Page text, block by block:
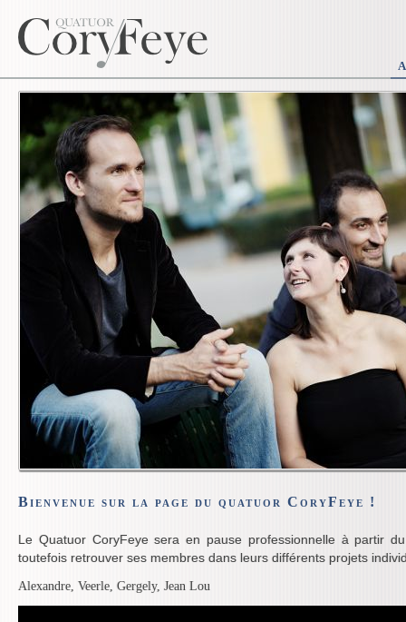
Bienvenue sur la page du quatuor CoryFeye !
Le Quatuor CoryFeye sera en pause professionnelle à partir
toutefois retrouver ses membres dans leurs différents projets
Alexandre, Veerle, Gergely, Jean Lou